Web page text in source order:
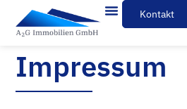
Kontakt
Impressum